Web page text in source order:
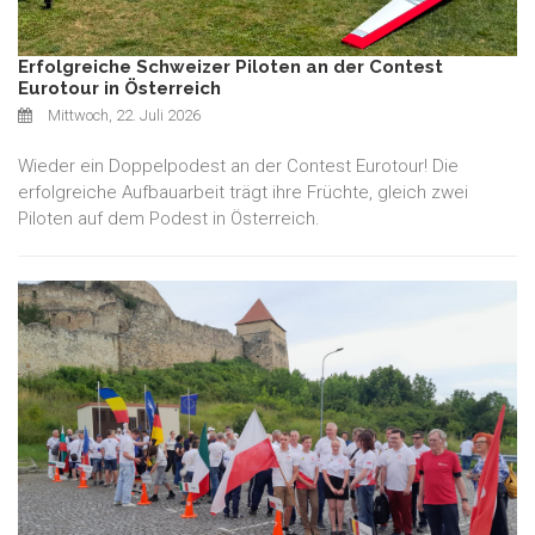
Erfolgreiche Schweizer Piloten an der Contest
Eurotour in Österreich
Mittwoch, 22. Juli 2026
Wieder ein Doppelpodest an der Contest Eurotour! Die
erfolgreiche Aufbauarbeit trägt ihre Früchte, gleich zwei
Piloten auf dem Podest in Österreich.